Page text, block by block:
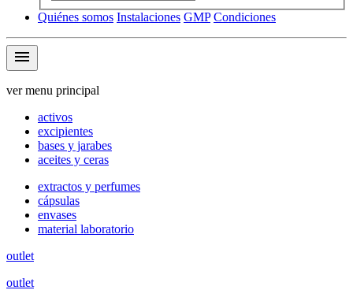
Quiénes somos Instalaciones GMP Condiciones
menu
ver menu principal
activos
excipientes
bases y jarabes
aceites y ceras
extractos y perfumes
cápsulas
envases
material laboratorio
outlet
outlet